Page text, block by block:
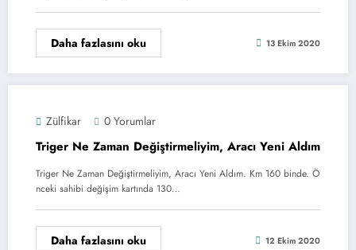
Daha fazlasını oku 13 Ekim 2020
Zülfikar 0 Yorumlar
Triger Ne Zaman Değiştirmeliyim, Aracı Yeni Aldım
Triger Ne Zaman Değiştirmeliyim, Aracı Yeni Aldım. Km 160 binde. Ö
nceki sahibi değişim kartında 130…
Daha fazlasını oku 12 Ekim 2020